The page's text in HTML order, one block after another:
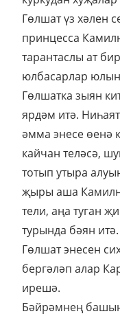
Гөлшат үз хәлен
принцесса
тарантаслы ат
юлбасарлар
Гөлшатка зыян
ярдәм итә.
әмма энесе өенә
кайчан теләсә,
тотып утыра
җыры аша
тели, аңа туган
турында бәян
Гөлшат энесен
бергәләп алар
ирешә.
Бәйрәмнең